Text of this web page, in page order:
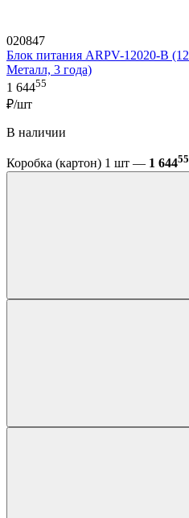
020847
Блок питания ARPV-12020-B
Металл, 3 года)
1 64455
₽/шт
В наличии
Коробка (картон) 1 шт — 1 64455